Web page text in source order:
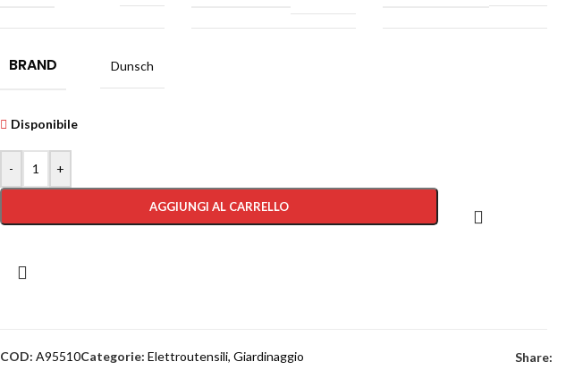
BRAND Dunsch
Disponibile
- +
AGGIUNGI AL CARRELLO
COD: A95510Categorie: Elettroutensili, Giardinaggio Share: